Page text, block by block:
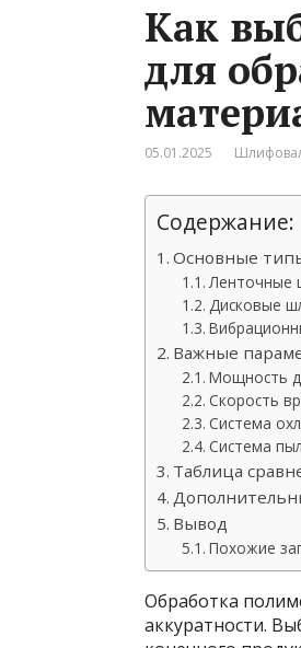
Как
для
05.01.2025
Содержание:
Основные
Ленточные
Дисковые
Важные
Мощность
Скорость
Система
Система
Таблица
Вывод
Похожие
Обработка
аккуратности.